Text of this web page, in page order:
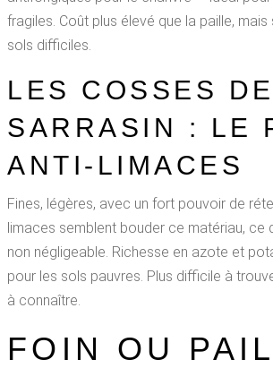
fragiles. Coût plus élevé que la paille,
sols difficiles.
LES COSSES DE
SARRASIN : LE
ANTI-LIMACES
Fines, légères, avec un fort pouvoir de
limaces semblent bouder ce matériau, ce
non négligeable. Richesse en azote et
pour les sols pauvres. Plus difficile à
à connaître.
FOIN OU